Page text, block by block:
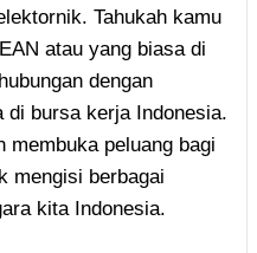
Tahukah kamu
atau yang biasa di
dengan
di bursa kerja Indonesia.
membuka peluang bagi
mengisi berbagai
kita Indonesia.